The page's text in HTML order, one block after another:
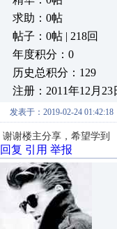
求助：0帖
帖子：0帖 | 218回
年度积分：0
历史总积分：129
注册：2011年12月23
发表于：2019-02-24 01:42:18
谢谢楼主分享，希望学到
回复 引用 举报